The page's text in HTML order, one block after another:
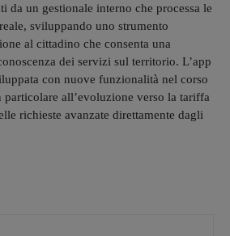
da un gestionale interno che processa le
sviluppando uno strumento
al cittadino che consenta una
dei servizi sul territorio. L’app
con nuove funzionalità nel corso
particolare all’evoluzione verso la tariffa
richieste avanzate direttamente dagli